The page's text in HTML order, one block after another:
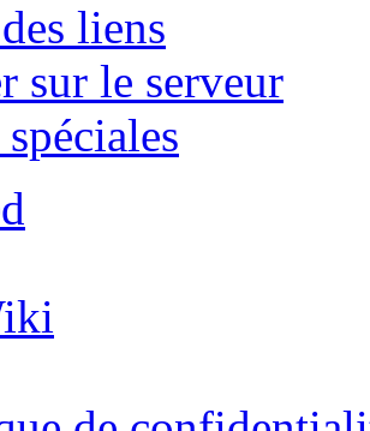
liens
sur le serveur
spéciales